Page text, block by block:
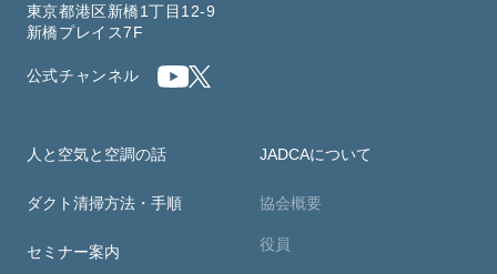
東京都港区新橋1丁目12-9
新橋プレイス7F
公式チャンネル
人と空気と空調の話
ダクト清掃方法・手順
セミナー案内
JADCAについて
協会概要
役員